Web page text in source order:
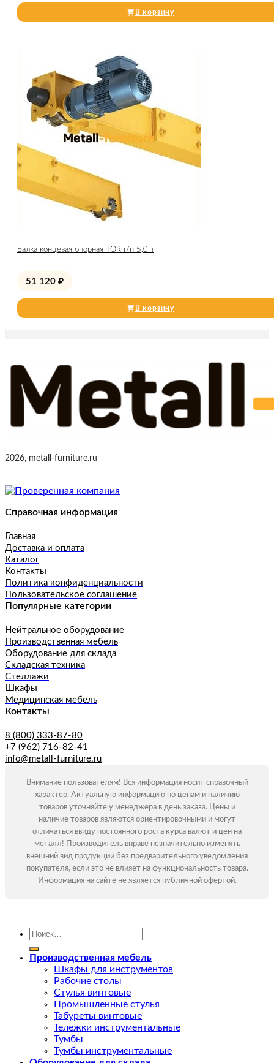
В корзину
Балка концевая опорная TOR г/п 5,0 т
51 120 ₽
В корзину
2026, metall-furniture.ru
Справочная информация
Главная
Доставка и оплата
Каталог
Контакты
Политика конфиденциальности
Пользовательское соглашение
Популярные категории
Нейтральное оборудование
Производственная мебель
Оборудование для склада
Складская техника
Стеллажи
Шкафы
Медицинская мебель
Контакты
8 (800) 333-87-80
+7 (962) 716-82-41
info@metall-furniture.ru
Внимание пользователям! Вся информация носит справочный
характер. Актуальную информацию по ценам и наличию
товаров уточняйте у менеджера в день заказа. Цены и
наличие товаров являются ориентировочными и могут
отличаться ввиду постоянного роста курса валют и цен на
металл! Производитель вправе незначительно изменять
внешний вид продукции без предварительного уведомления
покупателя, если это не влияет на функциональность товара.
Информация на сайте не является публичной офертой.
Искать:
Производственная мебель
Шкафы для инструментов
Рабочие столы
Стулья винтовые
Промышленные стулья
Табуреты винтовые
Тележки инструментальные
Тумбы
Тумбы инструментальные